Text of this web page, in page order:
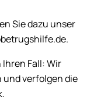
Sie dazu unser
Fall: Wir
verfolgen die